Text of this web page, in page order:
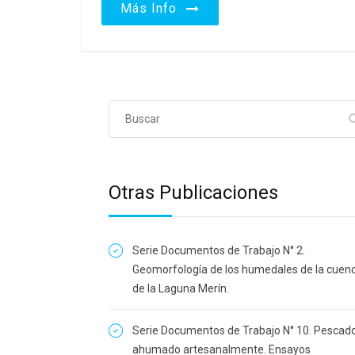
Más Info
Otras Publicaciones
Serie Documentos de Trabajo N° 2.
Geomorfología de los humedales de la
de la Laguna Merín.
Serie Documentos de Trabajo N° 10.
ahumado artesanalmente. Ensayos